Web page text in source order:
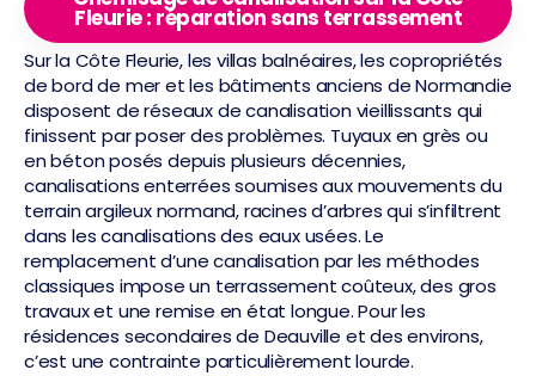
Fleurie : réparation sans terrassement
Sur la Côte Fleurie, les villas balnéaires, les copropriétés
de bord de mer et les bâtiments anciens de Normandie
disposent de réseaux de canalisation vieillissants qui
finissent par poser des problèmes. Tuyaux en grès ou
en béton posés depuis plusieurs décennies,
canalisations enterrées soumises aux mouvements du
terrain argileux normand, racines d’arbres qui s’infiltrent
dans les canalisations des eaux usées. Le
remplacement d’une canalisation par les méthodes
classiques impose un terrassement coûteux, des gros
travaux et une remise en état longue. Pour les
résidences secondaires de Deauville et des environs,
c’est une contrainte particulièrement lourde.